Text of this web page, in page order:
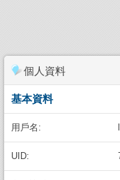
個人資料
基本資料
用戶名:
UID: